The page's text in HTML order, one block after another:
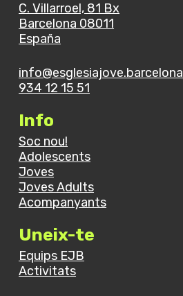
C. Villarroel, 81 Bx
Barcelona 08011
España
info@esglesiajove.barcelona
934 12 15 51
Info
Soc nou!
Adolescents
Joves
Joves Adults
Acompanyants
Uneix-te
Equips EJB
Activitats